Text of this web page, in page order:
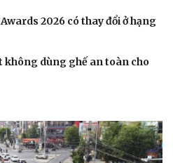
2026 có thay đổi ở hạng
không dùng ghế an toàn cho